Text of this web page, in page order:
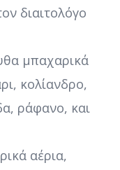
διαιτολόγο
μπαχαρικά
κολίανδρο,
ράφανο, και
αέρια,